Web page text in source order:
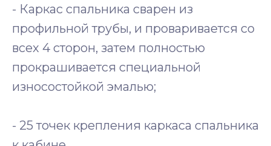
- Каркас спальника сварен из
профильной трубы, и проваривается со
всех 4 сторон, затем полностью
прокрашивается специальной
износостойкой эмалью;
- 25 точек крепления каркаса спальника